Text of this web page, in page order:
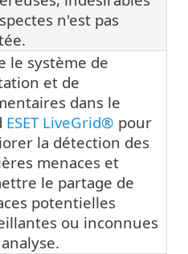
n'est pas
le système de
et de
dans le
ESET LiveGrid® pour
la détection des
menaces et
le partage de
potentielles
ou inconnues